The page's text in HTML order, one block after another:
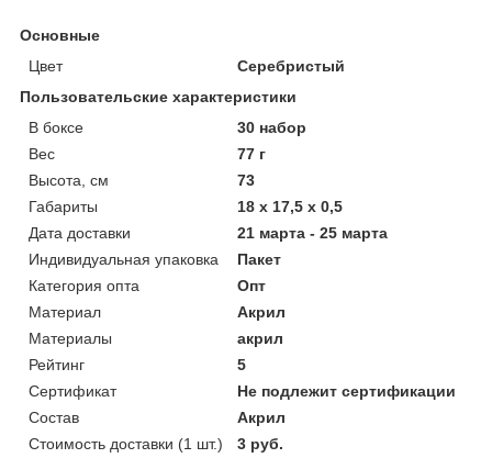
Основные
Цвет
Серебристый
Пользовательские характеристики
В боксе
30 набор
Вес
77 г
Высота, см
73
Габариты
18 x 17,5 x 0,5
Дата доставки
21 марта - 25 марта
Индивидуальная упаковка
Пакет
Категория опта
Опт
Материал
Акрил
Материалы
акрил
Рейтинг
5
Сертификат
Не подлежит сертификации
Состав
Акрил
Стоимость доставки (1 шт.)
3 руб.